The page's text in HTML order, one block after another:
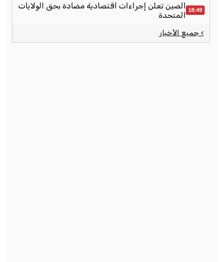
18:49 الصين تعلن إجراءات اقتصادية مضادة بحق الولايات
المتحدة
› جميع الأخبار